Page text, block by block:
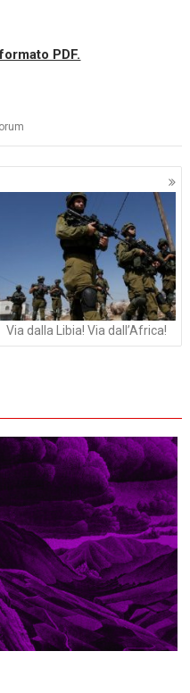
PDF.
Via dalla Libia! Via dall’Africa!